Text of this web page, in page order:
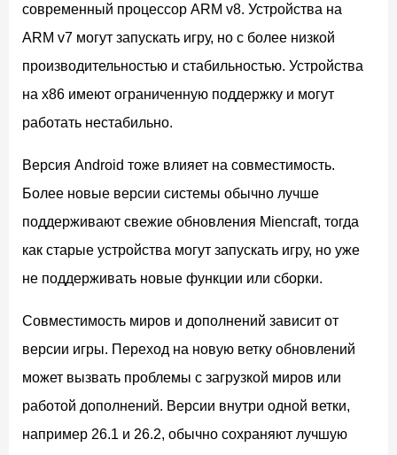
современный процессор ARM v8. Устройства на
ARM v7 могут запускать игру, но с более низкой
производительностью и стабильностью. Устройства
на x86 имеют ограниченную поддержку и могут
работать нестабильно.
Версия Android тоже влияет на совместимость.
Более новые версии системы обычно лучше
поддерживают свежие обновления Miencraft, тогда
как старые устройства могут запускать игру, но уже
не поддерживать новые функции или сборки.
Совместимость миров и дополнений зависит от
версии игры. Переход на новую ветку обновлений
может вызвать проблемы с загрузкой миров или
работой дополнений. Версии внутри одной ветки,
например 26.1 и 26.2, обычно сохраняют лучшую